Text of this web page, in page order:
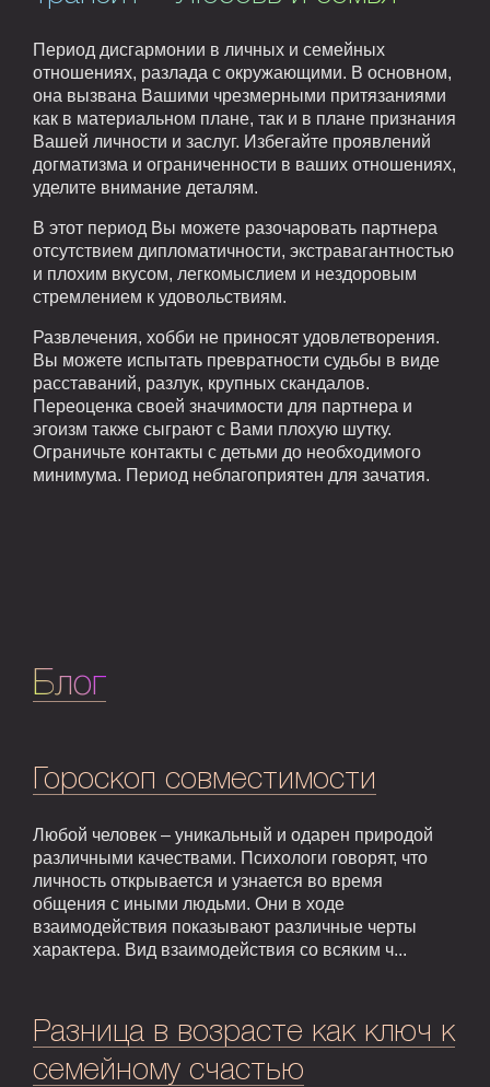
Период дисгармонии в личных и семейных
отношениях, разлада с окружающими. В основном,
она вызвана Вашими чрезмерными притязаниями
как в материальном плане, так и в плане признания
Вашей личности и заслуг. Избегайте проявлений
догматизма и ограниченности в ваших отношениях,
уделите внимание деталям.
В этот период Вы можете разочаровать партнера
отсутствием дипломатичности, экстравагантностью
и плохим вкусом, легкомыслием и нездоровым
стремлением к удовольствиям.
Развлечения, хобби не приносят удовлетворения.
Вы можете испытать превратности судьбы в виде
расставаний, разлук, крупных скандалов.
Переоценка своей значимости для партнера и
эгоизм также сыграют с Вами плохую шутку.
Ограничьте контакты с детьми до необходимого
минимума. Период неблагоприятен для зачатия.
Блог
Гороскоп совместимости
Любой человек – уникальный и одарен природой
различными качествами. Психологи говорят, что
личность открывается и узнается во время
общения с иными людьми. Они в ходе
взаимодействия показывают различные черты
характера. Вид взаимодействия со всяким ч...
Разница в возрасте как ключ к
семейному счастью